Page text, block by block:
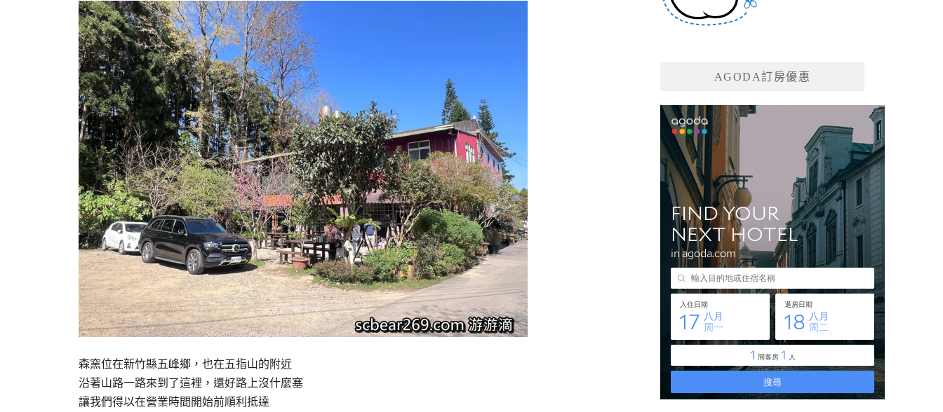
森窯位在新竹縣五峰鄉，也在五指山的附近
沿著山路一路來到了這裡，還好路上沒什麼塞
讓我們得以在營業時間開始前順利抵達
AGODA訂房優惠